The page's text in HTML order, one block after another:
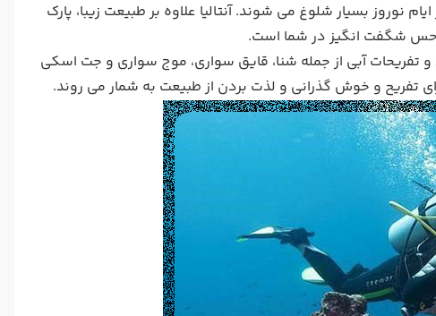
نوروز بسیار شلوغ می شوند. آنتالیا علاوه بر طبیعت زیبا، پارک
و حس شگفت انگیز در شما است.
و تفریحات آبی از جمله شنا، قایق سواری، موج سواری و جت اسکی
و خوش گذرانی و لذت بردن از طبیعت به شمار می روند.